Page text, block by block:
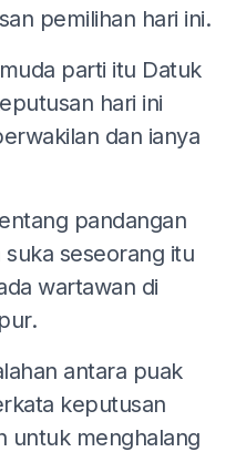
pemilihan hari ini.
parti itu Datuk
hari ini
dan ianya
pandangan
seseorang itu
wartawan di
antara puak
keputusan
untuk menghalang